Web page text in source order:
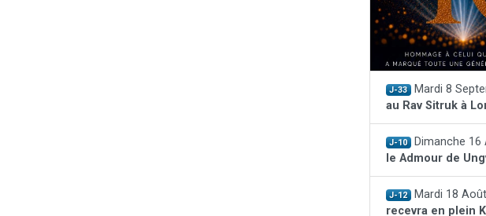
J-33 Mardi 8
au Rav Sitruk à
J-10 Dimanche 16
le Admour de
J-12 Mardi 18 Août
recevra en plein